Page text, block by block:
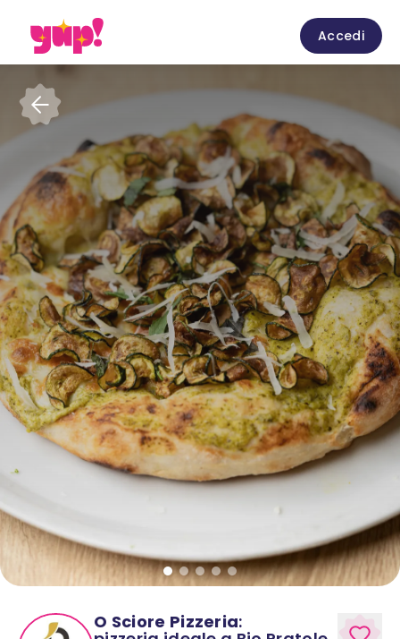
Accedi
O Sciore Pizzeria: